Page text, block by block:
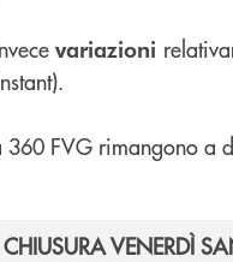
variazioni
360 FVG rimangono a
CHIUSURA VENERDÌ